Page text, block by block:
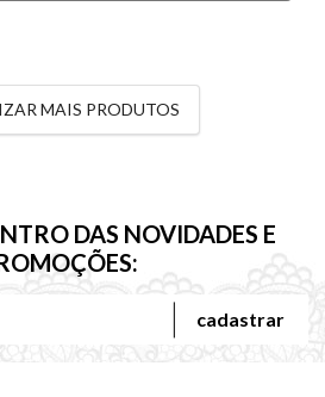
MAIS PRODUTOS
DAS NOVIDADES E
cadastrar